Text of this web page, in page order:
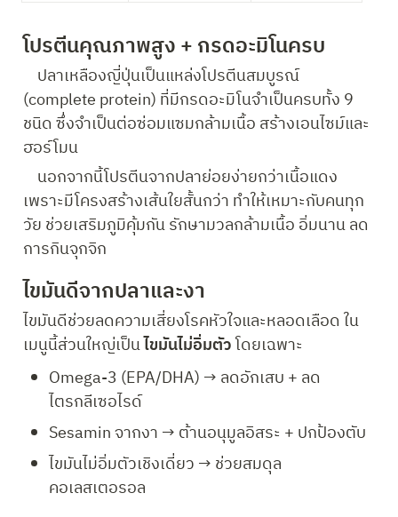
โปรตีนคุณภาพสูง + กรดอะมิโนครบ
(complete protein) ที่มีกรดอะมิโนจำเป็นครบทั้ง 9
ชนิด ซึ่งจำเป็นต่อซ่อมแซมกล้ามเนื้อ สร้างเอนไซม์และ
ฮอร์โมน
เพราะมีโครงสร้างเส้นใยสั้นกว่า ทำให้เหมาะกับคนทุก
วัย ช่วยเสริมภูมิคุ้มกัน รักษามวลกล้ามเนื้อ อิ่มนาน ลด
การกินจุกจิก
ไขมันดีจากปลาและงา
ไขมันดีช่วยลดความเสี่ยงโรคหัวใจและหลอดเลือด ใน
เมนูนี้ส่วนใหญ่เป็น ไขมันไม่อิ่มตัว โดยเฉพาะ
Omega-3 (EPA/DHA) → ลดอักเสบ + ลด
ไตรกลีเซอไรด์
Sesamin จากงา → ต้านอนุมูลอิสระ + ปกป้องตับ
ไขมันไม่อิ่มตัวเชิงเดี่ยว → ช่วยสมดุล
คอเลสเตอรอล